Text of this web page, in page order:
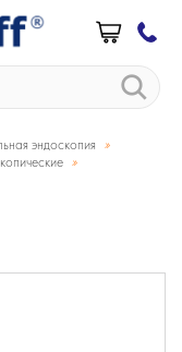
эндоскопия »
»